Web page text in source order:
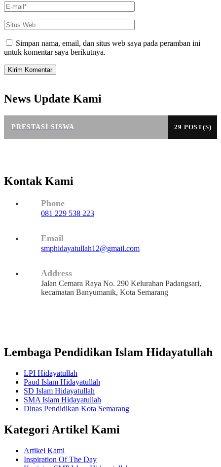
E-
mail*
Situs
Web
Simpan nama, email, dan situs web saya pada peramban ini
untuk komentar saya berikutnya.
News Update Kami
PRESTASI SISWA 29 POST(S)
Kontak Kami
Phone
081 229 538 223
Email
smphidayatullah12@gmail.com
Address
Jalan Cemara Raya No. 290 Kelurahan Padangsari,
kecamatan Banyumanik, Kota Semarang
Lembaga Pendidikan Islam Hidayatullah
LPI Hidayatullah
Paud Islam Hidayatullah
SD Islam Hidayatullah
SMA Islam Hidayatullah
Dinas Pendidikan Kota Semarang
Kategori Artikel Kami
Artikel Kami
Inspiration Of The Day